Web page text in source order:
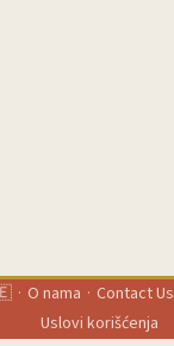
· O nama · Contact Us
Uslovi korišćenja